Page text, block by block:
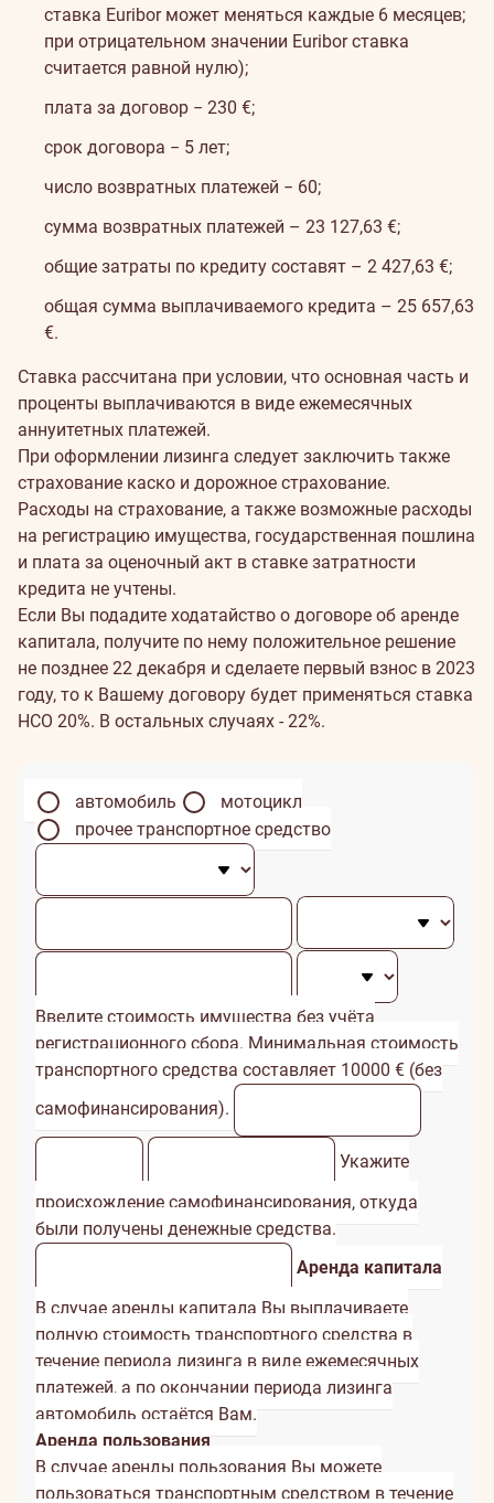
ставка Euribor может меняться каждые 6 месяцев;
при отрицательном значении Euribor ставка
считается равной нулю);
плата за договор − 230 €;
срок договора − 5 лет;
число возвратных платежей − 60;
сумма возвратных платежей – 23 127,63 €;
общие затраты по кредиту составят – 2 427,63 €;
общая сумма выплачиваемого кредита – 25 657,63
€.
Ставка рассчитана при условии, что основная часть и
проценты выплачиваются в виде ежемесячных
аннуитетных платежей.
При оформлении лизинга следует заключить также
страхование каско и дорожное страхование.
Расходы на страхование, а также возможные расходы
на регистрацию имущества, государственная пошлина
и плата за оценочный акт в ставке затратности
кредита не учтены.
Если Вы подадите ходатайство о договоре об аренде
капитала, получите по нему положительное решение
не позднее 22 декабря и сделаете первый взнос в 2023
году, то к Вашему договору будет применяться ставка
НСО 20%. В остальных случаях - 22%.
автомобиль
мотоцикл
прочее транспортное средство
Введите стоимость имущества без учёта
регистрационного сбора. Минимальная стоимость
транспортного средства составляет 10000 € (без
самофинансирования).
Укажите
происхождение самофинансирования, откуда
были получены денежные средства.
Аренда капитала
В случае аренды капитала Вы выплачиваете
полную стоимость транспортного средства в
течение периода лизинга в виде ежемесячных
платежей, а по окончании периода лизинга
автомобиль остаётся Вам.
Аренда пользования
В случае аренды пользования Вы можете
пользоваться транспортным средством в течение